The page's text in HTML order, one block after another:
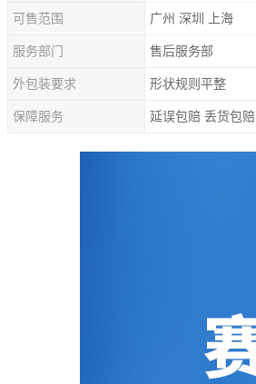
可售范围 广州 深圳 上海
服务部门 售后服务部
外包装要求 形状规则平整
保障服务 延误包赔 丢货包赔